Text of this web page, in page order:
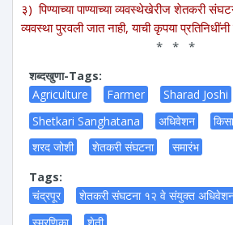
३) पिण्याच्या पाण्याच्या व्यवस्थेखेरीज शेतकरी
व्यवस्था पुरवली जात नाही, याची कृपया प्रतिनिधींनी
* * *
शब्दखुणा-Tags:
Agriculture
Farmer Sharad Joshi
Shetkari Sanghatana
अधिवेशन
शरद जोशी
शेतकरी संघटना
समारंभ
Tags:
चंद्रपूर
शेतकरी संघटना १२ वे संयुक्त